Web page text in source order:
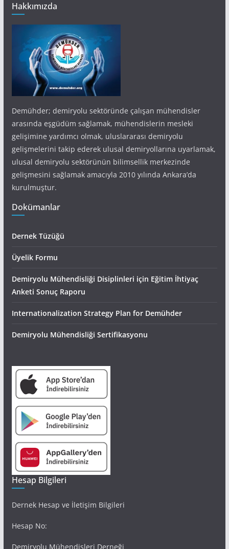
Hakkımızda
Demühder; demiryolu sektöründe çalışan mühendisler
arasında eşgüdüm sağlamak, mühendislerin mesleki
gelişimine yardımcı olmak, uluslararası demiryolu
gelişmelerini takip ederek ulusal demiryollarına uyarlamak,
ulusal demiryolu sektörünün bilimsellik merkezinde
gelişmesini sağlamak amacıyla 2010 yılında Ankara’da
kurulmuştur.
Dokümanlar
Dernek Tüzüğü
Üyelik Formu
Demiryolu Mühendisliği Disiplinleri için Eğitim İhtiyaç
Anketi Sonuç Raporu
Internationalization Strategy Plan for Demühder
Demiryolu Mühendisliği Sertifikasyonu
Hesap Bilgileri
Dernek Hesap ve İletişim Bilgileri
Hesap No:
Demiryolu Mühendisleri Derneği